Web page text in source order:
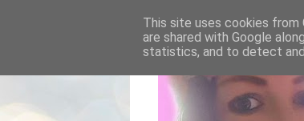
This site uses cookies from
are shared with Google
statistics, and to detect